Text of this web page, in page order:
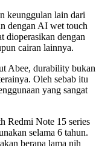
keunggulan lain dari
dengan AI wet touch
dioperasikan dengan
cairan lainnya.
Abee, durability bukan
Oleh sebab itu
yang sangat
Redmi Note 15 series
selama 6 tahun.
berapa lama nih